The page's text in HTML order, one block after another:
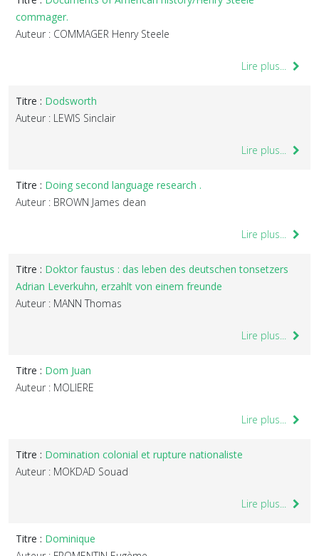
commager.
Auteur : COMMAGER Henry Steele
Lire plus...
Titre : Dodsworth
Auteur : LEWIS Sinclair
Lire plus...
Titre : Doing second language research .
Auteur : BROWN James dean
Lire plus...
Titre : Doktor faustus : das leben des deutschen tonsetzers
Adrian Leverkuhn, erzahlt von einem freunde
Auteur : MANN Thomas
Lire plus...
Titre : Dom Juan
Auteur : MOLIERE
Lire plus...
Titre : Domination colonial et rupture nationaliste
Auteur : MOKDAD Souad
Lire plus...
Titre : Dominique